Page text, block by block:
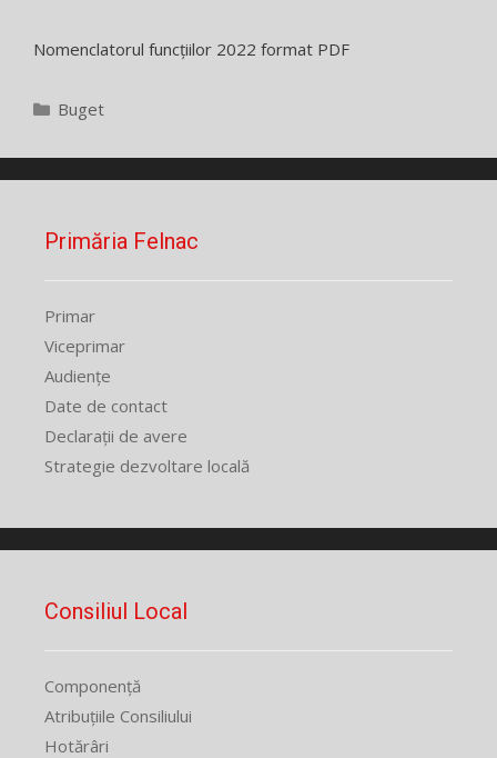
Nomenclatorul funcțiilor 2022 format PDF
Categorii
Buget
Primăria Felnac
Primar
Viceprimar
Audiențe
Date de contact
Declarații de avere
Strategie dezvoltare locală
Consiliul Local
Componență
Atribuțiile Consiliului
Hotărâri